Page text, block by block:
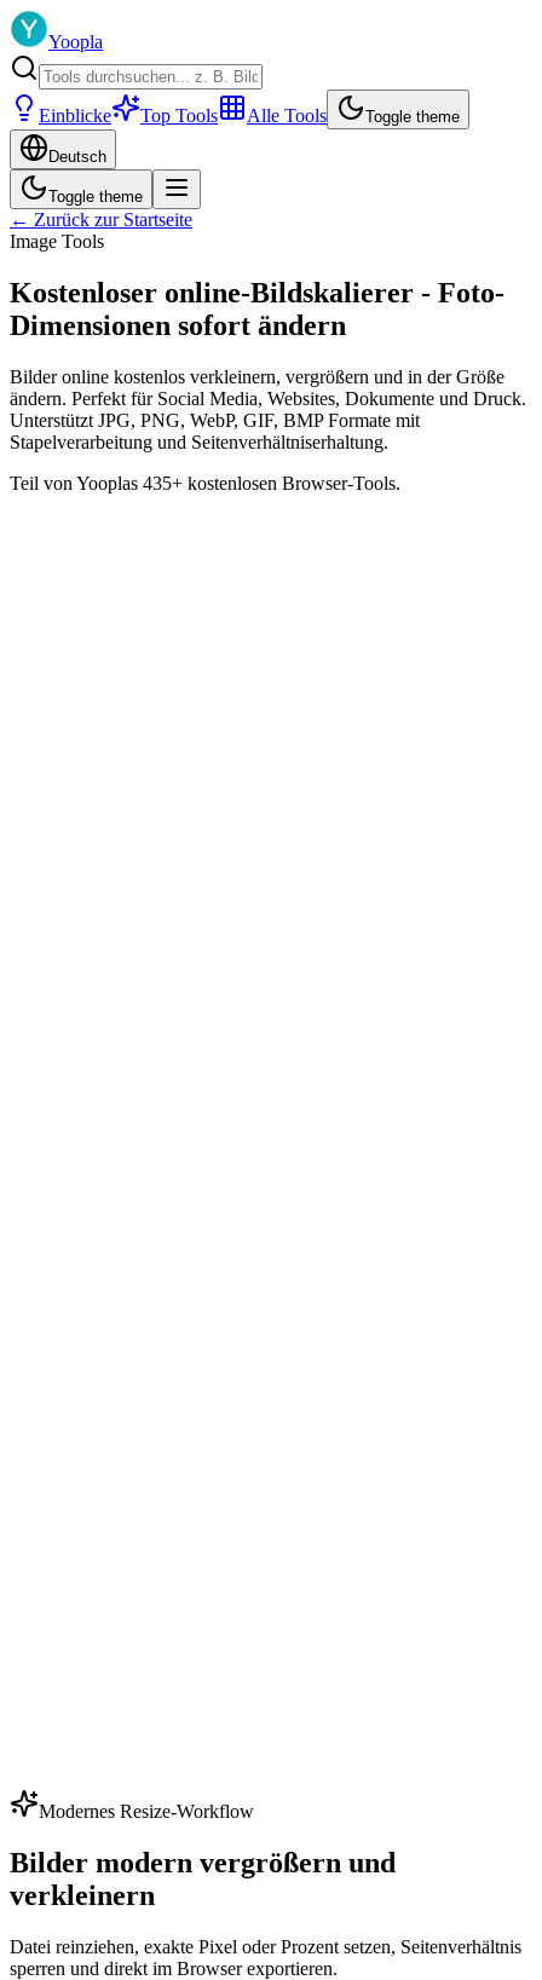
Yoopla
Einblicke Top Tools Alle Tools Toggle theme
Deutsch
Toggle theme
← Zurück zur Startseite
Image Tools
Kostenloser online-Bildskalierer - Foto-
Dimensionen sofort ändern
Bilder online kostenlos verkleinern, vergrößern und in der Größe
ändern. Perfekt für Social Media, Websites, Dokumente und Druck.
Unterstützt JPG, PNG, WebP, GIF, BMP Formate mit
Stapelverarbeitung und Seitenverhältniserhaltung.
Teil von Yooplas 435+ kostenlosen Browser-Tools.
Modernes Resize-Workflow
Bilder modern vergrößern und
verkleinern
Datei reinziehen, exakte Pixel oder Prozent setzen, Seitenverhältnis
sperren und direkt im Browser exportieren.